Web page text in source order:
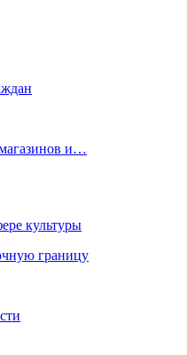
и…
культуры
границу